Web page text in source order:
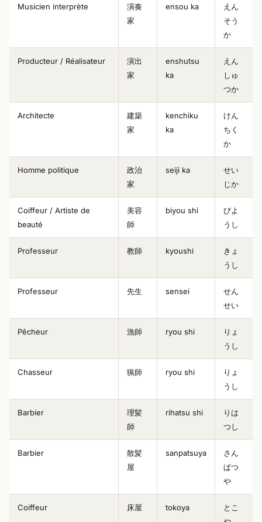
Musicien interprète
演奏
家
ensou ka
えん
そう
か
Producteur / Réalisateur
演出
家
enshutsu
ka
えん
しゅ
つか
Architecte
建築
家
kenchiku
ka
けん
ちく
か
Homme politique
政治
家
seiji ka
せい
じか
Coiffeur / Artiste de
beauté
美容
師
biyou shi
びよ
うし
Professeur 教師 kyoushi
きょ
うし
Professeur 先生 sensei
せん
せい
Pêcheur 漁師 ryou shi
りょ
うし
Chasseur 猟師 ryou shi
りょ
うし
Barbier
理髪
師
rihatsu shi
りは
つし
Barbier
散髪
屋
sanpatsuya
さん
ぱつ
や
Coiffeur 床屋 tokoya
とこ